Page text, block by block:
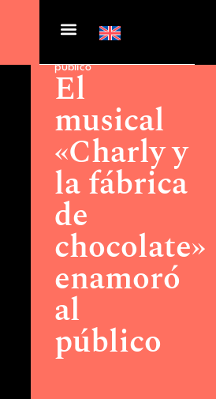
Actualidad >
«Charly y la fábrica de
público
El
musical
«Charly y
la fábrica
de
chocolate»
enamoró
al
público